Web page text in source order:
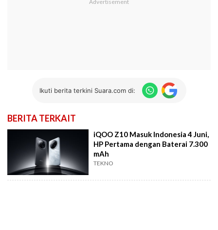
Ikuti berita terkini Suara.com di:
BERITA TERKAIT
iQOO Z10 Masuk Indonesia 4 Juni,
HP Pertama dengan Baterai 7.300
mAh
TEKNO